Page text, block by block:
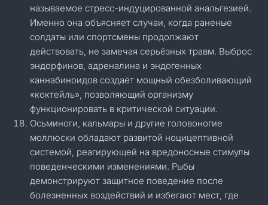
называемое стресс-индуцированной анальгезией.
Именно она объясняет случаи, когда раненые
солдаты или спортсмены продолжают
действовать, не замечая серьёзных травм. Выброс
эндорфинов, адреналина и эндогенных
каннабиноидов создаёт мощный обезболивающий
«коктейль», позволяющий организму
функционировать в критической ситуации.
Осьминоги, кальмары и другие головоногие
моллюски обладают развитой ноцицептивной
системой, реагирующей на вредоносные стимулы
поведенческими изменениями. Рыбы
демонстрируют защитное поведение после
болезненных воздействий и избегают мест, где